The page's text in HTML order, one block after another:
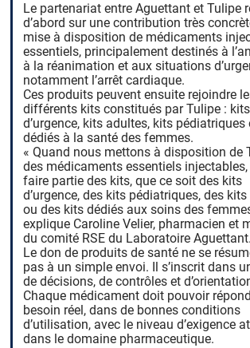
Le partenariat entre Aguettant et Tulipe
d’abord sur une contribution très
mise à disposition de médicaments
essentiels, principalement destinés à
à la réanimation et aux situations
notamment l’arrêt cardiaque.
Ces produits peuvent ensuite rejoindre
différents kits constitués par Tulipe : kits
d’urgence, kits adultes, kits pédiatriques
dédiés à la santé des femmes.
« Quand nous mettons à disposition de
des médicaments essentiels
faire partie des kits, que ce soit des kits
d’urgence, des kits pédiatriques, des
ou des kits dédiés aux soins des
explique Caroline Velier, pharmacien et
du comité RSE du Laboratoire Aguettant.
Le don de produits de santé ne se
pas à un simple envoi. Il s’inscrit dans
de décisions, de contrôles et
Chaque médicament doit pouvoir
besoin réel, dans de bonnes conditions
d’utilisation, avec le niveau d’exigence
dans le domaine pharmaceutique.